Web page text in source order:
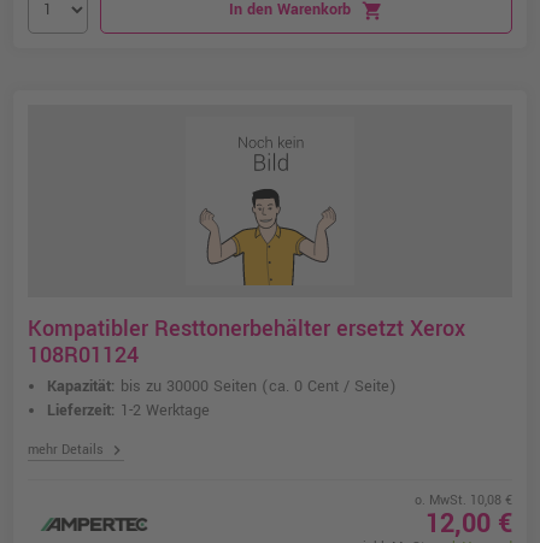
In den Warenkorb shopping_cart
Kompatibler Resttonerbehälter ersetzt Xerox
108R01124
Kapazität: bis zu 30000 Seiten (ca. 0 Cent / Seite)
Lieferzeit: 1-2 Werktage
mehr Details chevron_right
o. MwSt. 10,08 €
12,00 €